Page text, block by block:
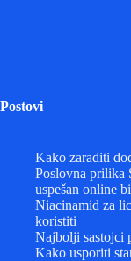
Postovi
Kako zaraditi
Poslovna prilika
uspešan online
Niacinamid za
koristiti
Najbolji sastojci
Kako usporiti